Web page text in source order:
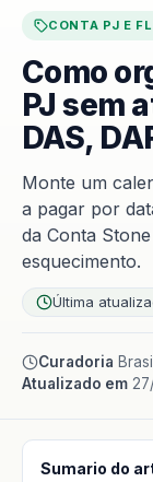
CONTA PJ E
Como
PJ sem
DAS,
Monte um
a pagar por
da Conta
esquecimento.
Última
Curadoria
Atualizado em
Sumario do